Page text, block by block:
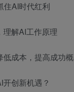
住AI时代红利
理解AI工作原理
成本，提高成功概
创新机遇？